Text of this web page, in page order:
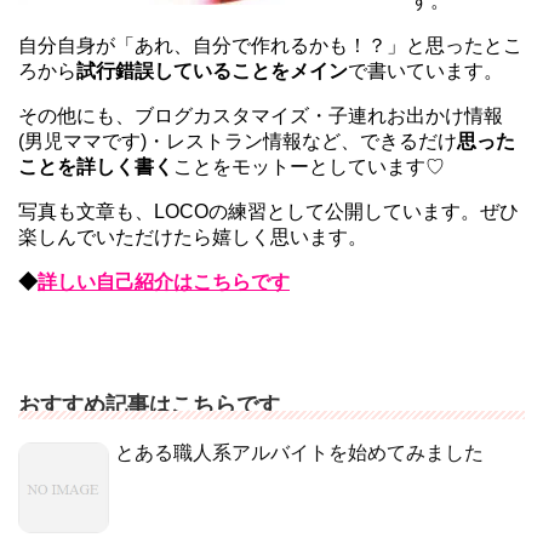
自分自身が「あれ、自分で作れるかも！？」と思ったとこ
ろから試行錯誤していることをメインで書いています。
その他にも、ブログカスタマイズ・子連れお出かけ情報
(男児ママです)・レストラン情報など、できるだけ思った
ことを詳しく書く ことをモットーとしています♡
写真も文章も、LOCOの練習として公開しています。ぜひ
楽しんでいただけたら嬉しく思います。
◆詳しい自己紹介はこちらです
おすすめ記事はこちらです
とある職人系アルバイトを始めてみました